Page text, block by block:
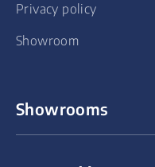
Privacy policy
Showroom
Showrooms